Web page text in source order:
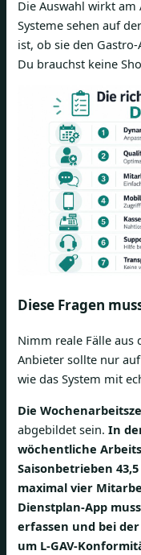
Die Auswahl wirkt am
Systeme sehen auf
ist, ob sie den
Du brauchst keine
Diese Fragen
Nimm reale Fälle aus
Anbieter sollte nur
wie das System mit
Die
abgebildet sein. In
wöchentliche
Saisonbetrieben
maximal vier
Dienstplan-App
erfassen und bei
um L-GAV-